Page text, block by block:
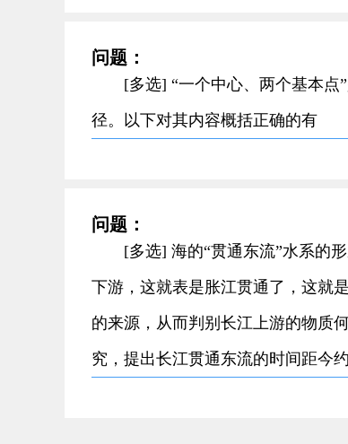
问题：
[多选] “一个中心、两个基本点
径。以下对其内容概括正确的有
问题：
[多选] 海的“贯通东流”水系的
下游，这就表是胀江贯通了，这就
的来源，从而判别长江上游的物质
究，提出长江贯通东流的时间距今